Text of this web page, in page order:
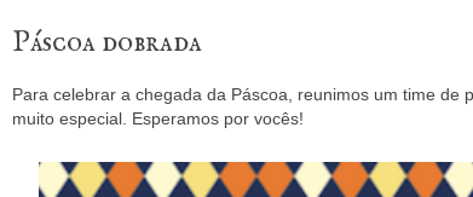
Páscoa dobrada
Para celebrar a chegada da Páscoa, reunimos um time de
muito especial. Esperamos por vocês!